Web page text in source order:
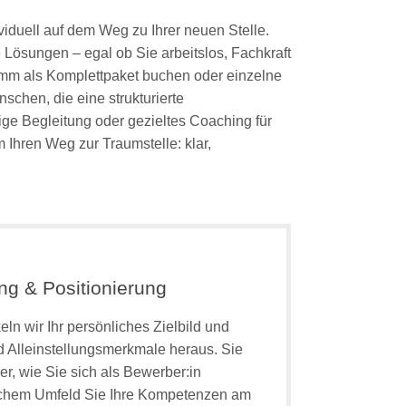
auf dem Weg zu Ihrer neuen Stelle.
– egal ob Sie arbeitslos, Fachkraft
als Komplettpaket buchen oder einzelne
die eine strukturierte
Begleitung oder gezieltes Coaching für
Weg zur Traumstelle: klar,
& Positionierung
wir Ihr persönliches Zielbild und
Alleinstellungsmerkmale heraus. Sie
wie Sie sich als Bewerber:in
Umfeld Sie Ihre Kompetenzen am